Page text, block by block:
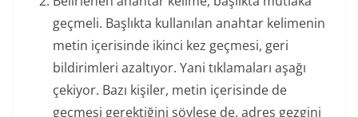
geçmeli. Başlıkta kullanılan anahtar kelimenin
metin içerisinde ikinci kez geçmesi, geri
bildirimleri azaltıyor. Yani tıklamaları aşağı
çekiyor. Bazı kişiler, metin içerisinde de
geçmesi gerektiğini söylese de, adres gezgini